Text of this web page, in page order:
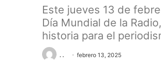
Este jueves 13 de
Día Mundial de la
historia para el
. . febrero 13, 2025